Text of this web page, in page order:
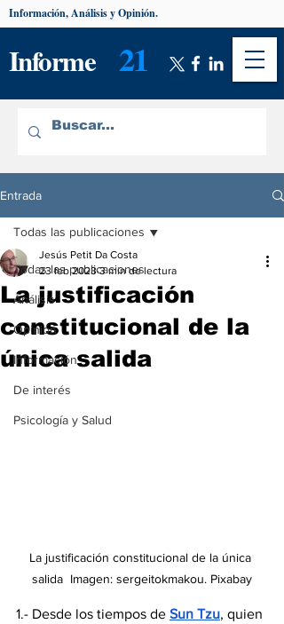
Informe 21
Información, Análisis y Opinión.
Entrada
Todas las publicaciones
Análisis
Opinión
Información
De interés
Psicología y Salud
Todas las publicaciones
La justificación
constitucional de la
única salida
Jesús Petit Da Costa
23 feb 2023 3 min de lectura
La justificación constitucional de la única
salida  Imagen: sergeitokmakou. Pixabay
1.- Desde los tiempos de Sun Tzu, quien